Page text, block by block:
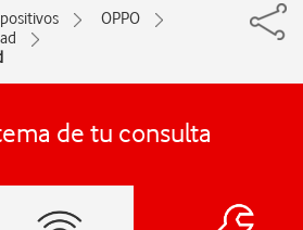
OPPO
de tu consulta